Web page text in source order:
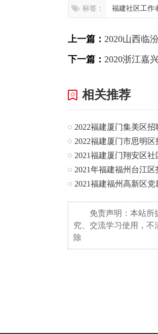
标签： 福建社区工作
上一篇： 2020山西临
下一篇： 2020浙江嘉
相关推荐
免责声明：本站所
究、交流学习使用，不
除